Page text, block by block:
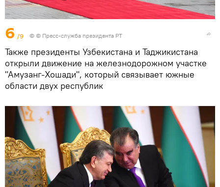
6 /9 © © Пресс-служба президента РТ
Также президенты Узбекистана и Таджикистана
открыли движение на железнодорожном участке
"Амузанг-Хошади", который связывает южные
области двух республик